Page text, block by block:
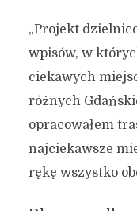
„Projekt
wpisów, w
ciekawych
różnych
opracowałem
najciekawsze
rękę wszystko